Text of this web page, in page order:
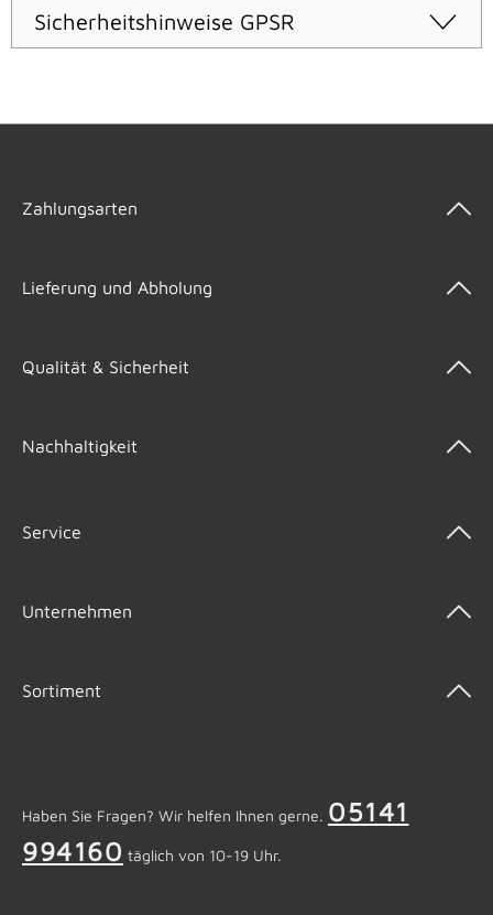
Sicherheitshinweise GPSR
Zahlungsarten
Lieferung und Abholung
Qualität & Sicherheit
Nachhaltigkeit
Service
Unternehmen
Sortiment
Haben Sie Fragen? Wir helfen Ihnen gerne. 05141
994160 täglich von 10-19 Uhr.